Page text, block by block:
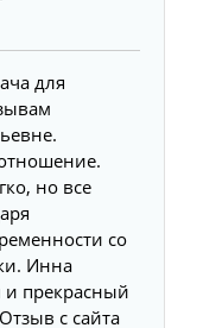
для
но все
со
Инна
прекрасный
с сайта